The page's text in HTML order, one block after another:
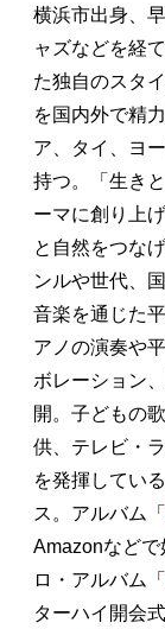
横浜市出身、
ャズなどを経
た独自のスタ
を国内外で精
ア、タイ、ヨ
持つ。「生き
ーマに創り上
と自然をつな
ンルや世代、
音楽を通じた
アノの演奏や
ボレーション
開。子どもの
供、テレビ・
を発揮してい
ス。アルバム「
Amazonなど
ロ・アルバム「
ターハイ開会